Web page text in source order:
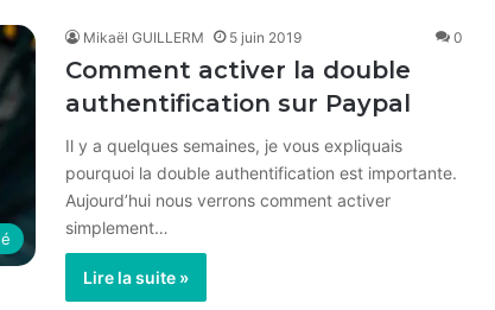
Mikaël GUILLERM 5 juin 2019 0
Comment activer la double
authentification sur Paypal
Il y a quelques semaines, je vous expliquais
pourquoi la double authentification est importante.
Aujourd’hui nous verrons comment activer
simplement…
Lire la suite »